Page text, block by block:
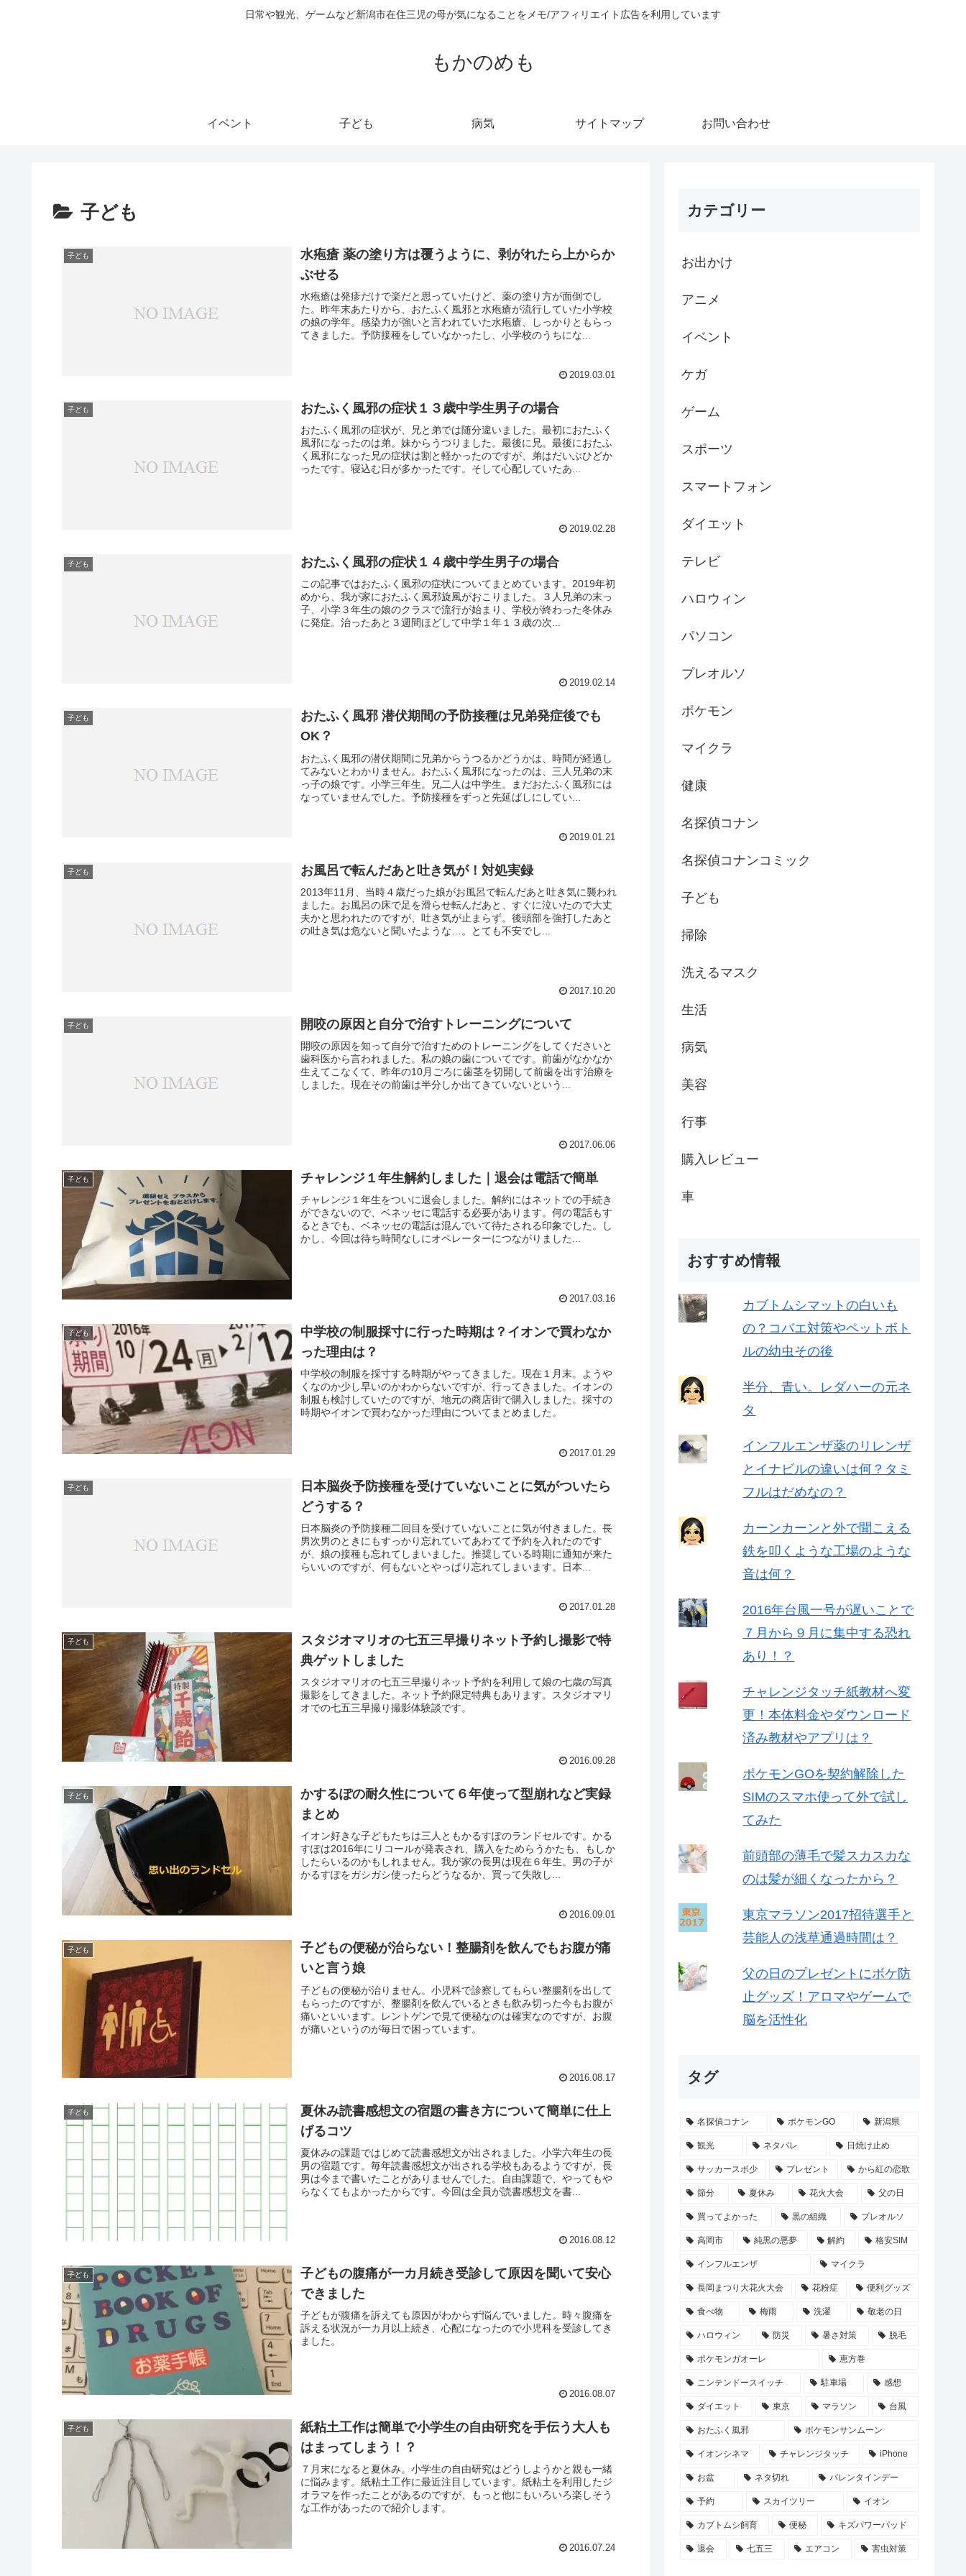
日常や観光、ゲームなど新潟市在住三児の母が気になることをメモ/アフィリエイト広告を利用しています
もかのめも
イベント 子ども 病気 サイトマップ お問い合わせ
子ども
子ども
水疱瘡 薬の塗り方は覆うように、剥がれたら上からか
ぶせる
水疱瘡は発疹だけで楽だと思っていたけど、薬の塗り方が面倒でし
た。昨年末あたりから、おたふく風邪と水疱瘡が流行していた小学校
の娘の学年。感染力が強いと言われていた水疱瘡、しっかりともらっ
てきました。予防接種をしていなかったし、小学校のうちにな...
2019.03.01
子ども おたふく風邪の症状１３歳中学生男子の場合
おたふく風邪の症状が、兄と弟では随分違いました。最初におたふく
風邪になったのは弟。妹からうつりました。最後に兄。最後におたふ
く風邪になった兄の症状は割と軽かったのですが、弟はだいぶひどか
ったです。寝込む日が多かったです。そして心配していたあ...
2019.02.28
子ども おたふく風邪の症状１４歳中学生男子の場合
この記事ではおたふく風邪の症状についてまとめています。2019年初
めから、我が家におたふく風邪旋風がおこりました。３人兄弟の末っ
子、小学３年生の娘のクラスで流行が始まり、学校が終わった冬休み
に発症。治ったあと３週間ほどして中学１年１３歳の次...
2019.02.14
子ども
おたふく風邪 潜伏期間の予防接種は兄弟発症後でも
OK？
おたふく風邪の潜伏期間に兄弟からうつるかどうかは、時間が経過し
てみないとわかりません。おたふく風邪になったのは、三人兄弟の末
っ子の娘です。小学三年生。兄二人は中学生。まだおたふく風邪には
なっていませんでした。予防接種をずっと先延ばしにしてい...
2019.01.21
子ども お風呂で転んだあと吐き気が！対処実録
2013年11月、当時４歳だった娘がお風呂で転んだあと吐き気に襲われ
ました。お風呂の床で足を滑らせ転んだあと、すぐに泣いたので大丈
夫かと思われたのですが、吐き気が止まらず。後頭部を強打したあと
の吐き気は危ないと聞いたような…。とても不安でし...
2017.10.20
子ども 開咬の原因と自分で治すトレーニングについて
開咬の原因を知って自分で治すためのトレーニングをしてくださいと
歯科医から言われました。私の娘の歯についてです。前歯がなかなか
生えてこなくて、昨年の10月ごろに歯茎を切開して前歯を出す治療を
しました。現在その前歯は半分しか出てきていないという...
2017.06.06
子ども チャレンジ１年生解約しました｜退会は電話で簡単
チャレンジ１年生をついに退会しました。解約にはネットでの手続き
ができないので、ベネッセに電話する必要があります。何の電話もす
るときでも、ベネッセの電話は混んでいて待たされる印象でした。し
かし、今回は待ち時間なしにオペレーターにつながりました...
2017.03.16
子ども
中学校の制服採寸に行った時期は？イオンで買わなか
った理由は？
中学校の制服を採寸する時期がやってきました。現在１月末。ようや
くなのか少し早いのかわからないですが、行ってきました。イオンの
制服も検討していたのですが、地元の商店街で購入しました。採寸の
時期やイオンで買わなかった理由についてまとめました。
2017.01.29
子ども
日本脳炎予防接種を受けていないことに気がついたら
どうする？
日本脳炎の予防接種二回目を受けていないことに気が付きました。長
男次男のときにもすっかり忘れていてあわてて予約を入れたのです
が、娘の接種も忘れてしまいました。推奨している時期に通知が来た
らいいのですが、何もないとやっぱり忘れてしまいます。日本...
2017.01.28
子ども
スタジオマリオの七五三早撮りネット予約し撮影で特
典ゲットしました
スタジオマリオの七五三早撮りネット予約を利用して娘の七歳の写真
撮影をしてきました。ネット予約限定特典もあります。スタジオマリ
オでの七五三早撮り撮影体験談です。
2016.09.28
子ども
かするぽの耐久性について６年使って型崩れなど実録
まとめ
イオン好きな子どもたちは三人ともかるすぽのランドセルです。かる
すぽは2016年にリコールが発表され、購入をためらうかたも、もしか
したらいるのかもしれません。我が家の長男は現在６年生。男の子が
かるすぽをガシガシ使ったらどうなるか、買って失敗し...
2016.09.01
子ども
子どもの便秘が治らない！整腸剤を飲んでもお腹が痛
いと言う娘
子どもの便秘が治りません。小児科で診察してもらい整腸剤を出して
もらったのですが、整腸剤を飲んでいるときも飲み切った今もお腹が
痛いといいます。レントゲンで見て便秘なのは確実なのですが、お腹
が痛いというのが毎日で困っています。
2016.08.17
子ども
夏休み読書感想文の宿題の書き方について簡単に仕上
げるコツ
夏休みの課題ではじめて読書感想文が出されました。小学六年生の長
男の宿題です。毎年読書感想文が出される学校もあるようですが、長
男は今まで書いたことがありませんでした。自由課題で、やってもや
らなくてもよかったからです。今回は全員が読書感想文を書...
2016.08.12
子ども
子どもの腹痛が一カ月続き受診して原因を聞いて安心
できました
子どもが腹痛を訴えても原因がわからず悩んでいました。時々腹痛を
訴える状況が一カ月以上続き、心配になったので小児科を受診してき
ました。
2016.08.07
子ども
紙粘土工作は簡単で小学生の自由研究を手伝う大人も
はまってしまう！？
７月末になると夏休み。小学生の自由研究はどうしようかと親も一緒
に悩みます。紙粘土工作に最近注目しています。紙粘土を利用したジ
オラマを作ったことがあるのですが、もっと他にもいろいろ楽しそう
な工作があったので紹介します。
2016.07.24
カテゴリー
お出かけ
アニメ
イベント
ケガ
ゲーム
スポーツ
スマートフォン
ダイエット
テレビ
ハロウィン
パソコン
プレオルソ
ポケモン
マイクラ
健康
名探偵コナン
名探偵コナンコミック
子ども
掃除
洗えるマスク
生活
病気
美容
行事
購入レビュー
車
おすすめ情報
カブトムシマットの白いも
の？コバエ対策やペットボト
ルの幼虫その後
半分、青い。レダハーの元ネ
タ
インフルエンザ薬のリレンザ
とイナビルの違いは何？タミ
フルはだめなの？
カーンカーンと外で聞こえる
鉄を叩くような工場のような
音は何？
2016年台風一号が遅いことで
７月から９月に集中する恐れ
あり！？
チャレンジタッチ紙教材へ変
更！本体料金やダウンロード
済み教材やアプリは？
ポケモンGOを契約解除した
SIMのスマホ使って外で試し
てみた
前頭部の薄毛で髪スカスカな
のは髪が細くなったから？
東京マラソン2017招待選手と
芸能人の浅草通過時間は？
父の日のプレゼントにボケ防
止グッズ！アロマやゲームで
脳を活性化
タグ
名探偵コナン ポケモンGO 新潟県
観光 ネタバレ 日焼け止め
サッカースポ少 プレゼント から紅の恋歌
節分 夏休み 花火大会 父の日
買ってよかった 黒の組織 プレオルソ
高岡市 純黒の悪夢 解約 格安SIM
インフルエンザ マイクラ
長岡まつり大花火大会 花粉症 便利グッズ
食べ物 梅雨 洗濯 敬老の日
ハロウィン 防災 暑さ対策 脱毛
ポケモンガオーレ 恵方巻
ニンテンドースイッチ 駐車場 感想
ダイエット 東京 マラソン 台風
おたふく風邪 ポケモンサンムーン
イオンシネマ チャレンジタッチ iPhone
お盆 ネタ切れ バレンタインデー
予約 スカイツリー イオン
カブトムシ飼育 便秘 キズパワーパッド
退会 七五三 エアコン 害虫対策